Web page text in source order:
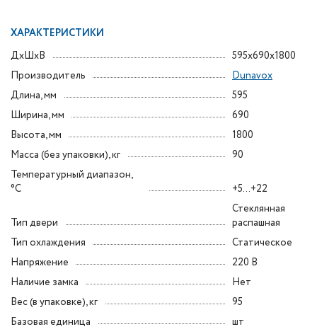
ХАРАКТЕРИСТИКИ
ДxШxВ
595x690x1800
Производитель
Dunavox
Длина, мм
595
Ширина, мм
690
Высота, мм
1800
Масса (без упаковки), кг
90
Температурный диапазон,
°C
+5...+22
Тип двери
Стеклянная
распашная
Тип охлаждения
Статическое
Напряжение
220 В
Наличие замка
Нет
Вес (в упаковке), кг
95
Базовая единица
шт